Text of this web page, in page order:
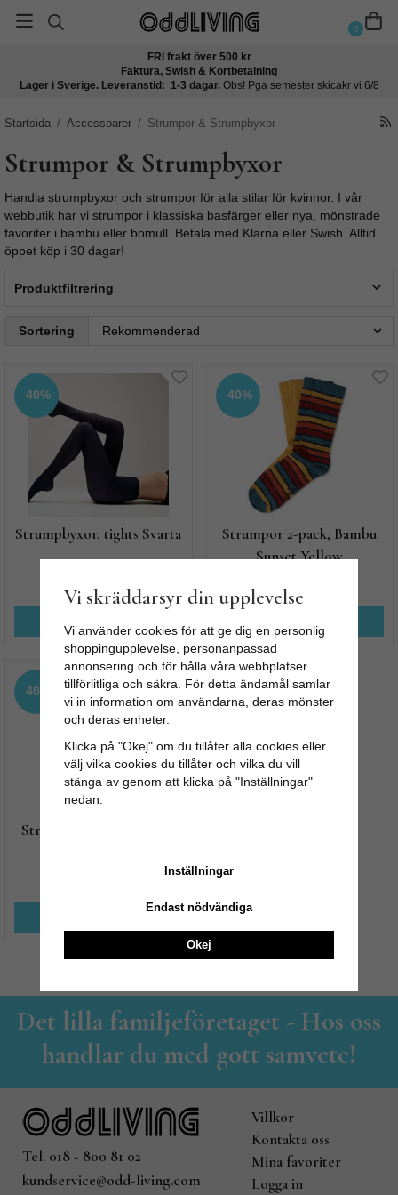
0
FRI frakt över 500 kr
Faktura, Swish & Kortbetalning
Lager i Sverige. Leveranstid: 1-3 dagar. Obs! Pga semester skicakr vi 6/8
Startsida / Accessoarer / Strumpor & Strumpbyxor
Strumpor & Strumpbyxor
Handla strumpbyxor och strumpor för alla stilar för kvinnor. I vår
webbutik har vi strumpor i klassiska basfärger eller nya, mönstrade
favoriter i bambu eller bomull. Betala med Klarna eller Swish. Alltid
öppet köp i 30 dagar!
Produktfiltrering
Sortering
40%
Strumpbyxor, tights Svarta
77 kr
40%
Strumpor 2-pack, Bambu
Sunset Yellow
95 kr
40%
Strumpor 2-pack, Bambu
Det lilla familjeföretaget - Hos oss
handlar du med gott samvete!
Tel. 018 - 800 81 02
kundservice@odd-living.com
Villkor
Kontakta oss
Mina favoriter
Logga in
Vi skräddarsyr din upplevelse
Vi använder cookies för att ge dig en personlig
shoppingupplevelse, personanpassad
annonsering och för hålla våra webbplatser
tillförlitliga och säkra. För detta ändamål samlar
vi in information om användarna, deras mönster
och deras enheter.
Klicka på "Okej" om du tillåter alla cookies eller
välj vilka cookies du tillåter och vilka du vill
stänga av genom att klicka på "Inställningar"
nedan.
Inställningar
Endast nödvändiga
Okej